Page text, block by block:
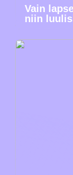
Vain
niin